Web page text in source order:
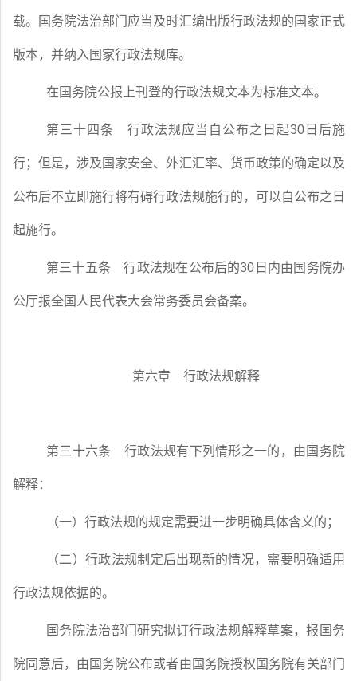
载。国务院法治部门应当及时汇编出版行政法规的国家正式
版本，并纳入国家行政法规库。
在国务院公报上刊登的行政法规文本为标准文本。
第三十四条 行政法规应当自公布之日起30 日后施
行；但是，涉及国家安全、外汇汇率、货币政策的确定以及
公布后不立即施行将有碍行政法规施行的，可以自公布之日
起施行。
第三十五条 行政法规在公布后的30 日内由国务院办
公厅报全国人民代表大会常务委员会备案。
第六章 行政法规解释
第三十六条 行政法规有下列情形之一的，由国务院
解释：
（一）行政法规的规定需要进一步明确具体含义的；
（二）行政法规制定后出现新的情况，需要明确适用
行政法规依据的。
国务院法治部门研究拟订行政法规解释草案，报国务
院同意后，由国务院公布或者由国务院授权国务院有关部门